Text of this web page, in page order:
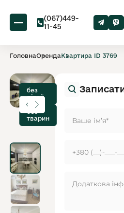
(067)449-
11-45
ГоловнаОрендаКвартира ID 3769
без
дітей
без
тварин